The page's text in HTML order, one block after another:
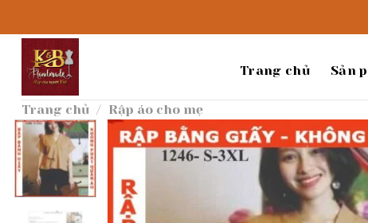
dung
Trang chủ Sản
Trang chủ / Rập áo cho mẹ